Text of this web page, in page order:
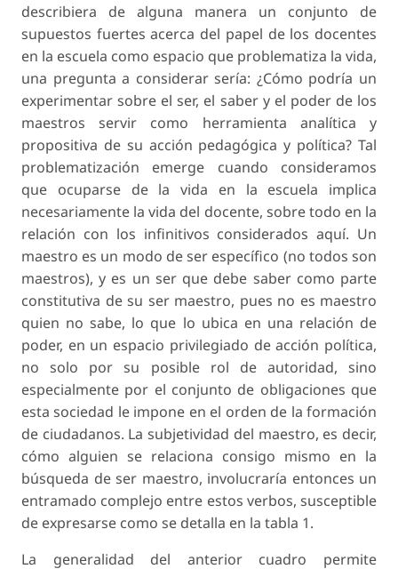
describiera de alguna manera un conjunto de
supuestos fuertes acerca del papel de los docentes
en la escuela como espacio que problematiza la vida,
una pregunta a considerar sería: ¿Cómo podría un
experimentar sobre el ser, el saber y el poder de los
maestros servir como herramienta analítica y
propositiva de su acción pedagógica y política? Tal
problematización emerge cuando consideramos
que ocuparse de la vida en la escuela implica
necesariamente la vida del docente, sobre todo en la
relación con los infinitivos considerados aquí. Un
maestro es un modo de ser específico (no todos son
maestros), y es un ser que debe saber como parte
constitutiva de su ser maestro, pues no es maestro
quien no sabe, lo que lo ubica en una relación de
poder, en un espacio privilegiado de acción política,
no solo por su posible rol de autoridad, sino
especialmente por el conjunto de obligaciones que
esta sociedad le impone en el orden de la formación
de ciudadanos. La subjetividad del maestro, es decir,
cómo alguien se relaciona consigo mismo en la
búsqueda de ser maestro, involucraría entonces un
entramado complejo entre estos verbos, susceptible
de expresarse como se detalla en la tabla 1.
La generalidad del anterior cuadro permite